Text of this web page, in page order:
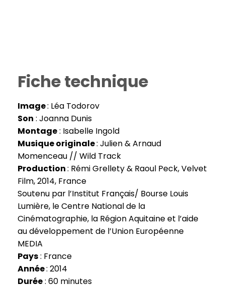
Fiche technique
Image: Léa Todorov
Son : Joanna Dunis
Montage: Isabelle Ingold
Musique originale: Julien & Arnaud
Momenceau // Wild Track
Production: Rémi Grellety & Raoul Peck, Velvet
Film, 2014, France
Soutenu par l’Institut Français/ Bourse Louis
Lumière, le Centre National de la
Cinématographie, la Région Aquitaine et l’aide
au développement de l’Union Européenne
MEDIA
Pays: France
Année: 2014
Durée: 60 minutes